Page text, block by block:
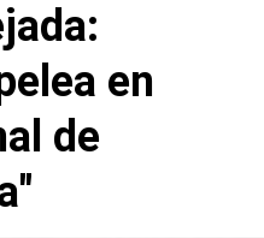
en
de